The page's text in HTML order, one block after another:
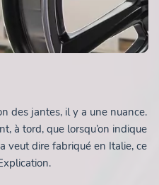
des jantes, il y a une nuance.
à tord, que lorsqu’on indique
veut dire fabriqué en Italie, ce